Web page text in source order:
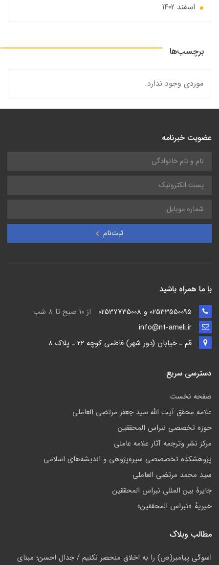
اسفند 1402
برچسب‌ها
موردی وجود ندارد.
عضویت خبرنامه
ثبت‌نام
با ما همراه باشید
از ۱۰ صبح تا ۸ شب
قم ـ خيابان (دور شهر) فاطمي كوچه 22 ـ پلاک 8
دسترسی سریع
صفحه نخست
علامه محقق آیت الله سید جعفر مرتضی العاملی
حوزه تخصصی نبراس المحققین
مركز نشر وترجمه آثار علامه عاملی
پژوهشكده تخصصصى سیره‌پژوهی و اندیشه‌های اسلامی
سید محمد مرتضی العاملی
جايرهٔ بین المللی نبراس المحققین
خيريهٔ «نبراس المحققين»
مطالب وبلاگ
اسوگی پیامبر(ص) را به اخلاق منحصر نکنیم / جدال احسن؛ مبنای